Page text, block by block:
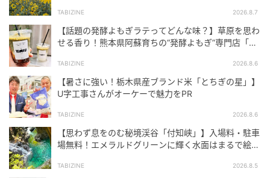
TABIZINE 2026.8.7
【話題の発酵よもぎラテってどんな味？】草原を思わ
せる香り！熊本県阿蘇育ちの“発酵よもぎ”専門店「BE
TABIZINE 2026.8.6
【暑さに強い！栃木県産ブランド米「とちぎの星」】
U字工事さんがオーケーで魅力をPR
TABIZINE 2026.8.6
【思わず息をのむ秘境渓谷「付知峡」】入場料・駐車
場無料！エメラルドグリーンに輝く水面はまるで絵画
TABIZINE 2026.8.5